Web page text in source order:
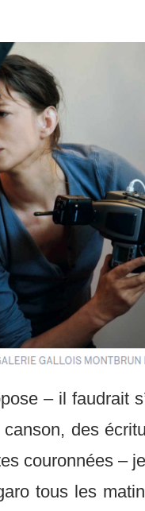
– il faudrait
des
couronnées –
tous les